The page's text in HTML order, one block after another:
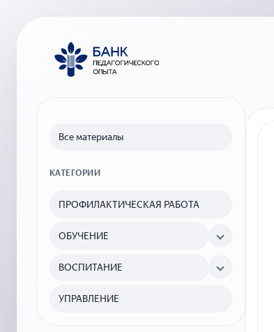
Все материалы
КАТЕГОРИИ
ПРОФИЛАКТИЧЕСКАЯ РАБОТА
ОБУЧЕНИЕ
ВОСПИТАНИЕ
УПРАВЛЕНИЕ